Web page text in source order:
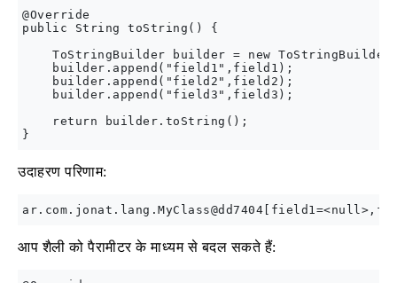
@Override
public String toString() {
ToStringBuilder builder = new
    builder.append("field1",field1);
    builder.append("field2",field2);
    builder.append("field3",field3);
    return builder.toString();
उदाहरण परिणाम:
आप शैली को पैरामीटर के माध्यम से बदल सकते हैं: